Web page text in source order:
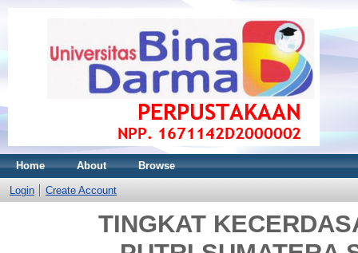
Home About Browse
Login Create Account
TINGKAT